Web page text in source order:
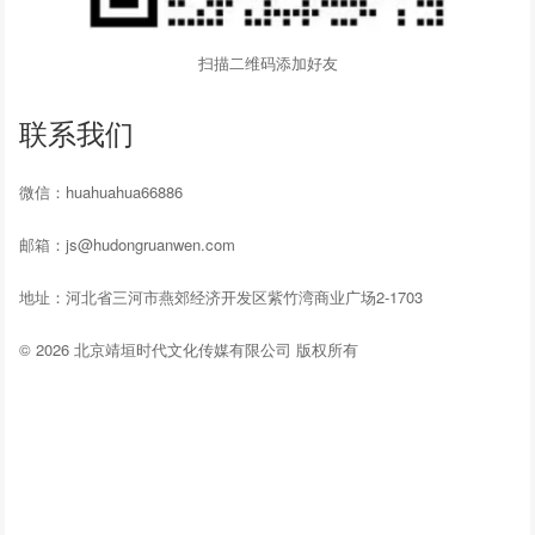
扫描二维码添加好友
联系我们
微信：huahuahua66886
邮箱：js@hudongruanwen.com
地址：河北省三河市燕郊经济开发区紫竹湾商业广场2-1703
© 2026 北京靖垣时代文化传媒有限公司 版权所有